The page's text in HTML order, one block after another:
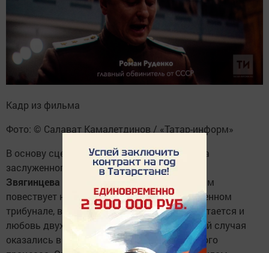
Кадр из фильма
Фото: © Салават Камалетдинов / «Татар-информ»
В основу сценария кинокартины легла книга
заслуженного артиста РоссииАлександра
Звягинцева «На веки вечные». Однако фильм
повествует не только о Международном военном
трибунале, в сюжетную ткань картины вплетается и
любовь двух молодых людей, которые волей случая
оказались в Нюрнберге во время знаменитого